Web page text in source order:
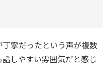
寧だったという声が複数
しやすい雰囲気だと感じ